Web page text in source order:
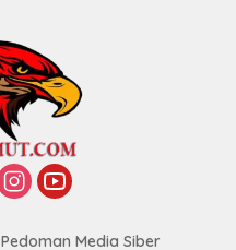
Pedoman Media Siber